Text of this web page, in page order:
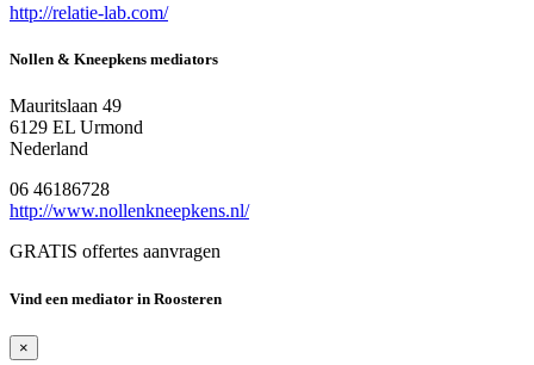
http://relatie-lab.com/
Nollen & Kneepkens mediators
Mauritslaan 49
6129 EL Urmond
Nederland
06 46186728
http://www.nollenkneepkens.nl/
GRATIS offertes aanvragen
Vind een mediator in Roosteren
×